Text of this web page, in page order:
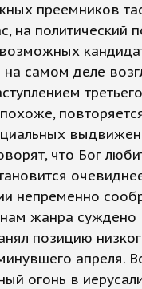
преемников
на политический
самом деле
что Бог
непременно
жанра суждено
позицию
апреля.
огонь в